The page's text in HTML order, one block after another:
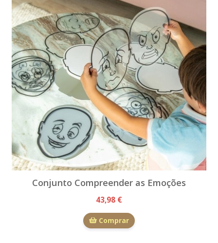
Conjunto Compreender as Emoções
43,98 €
Comprar